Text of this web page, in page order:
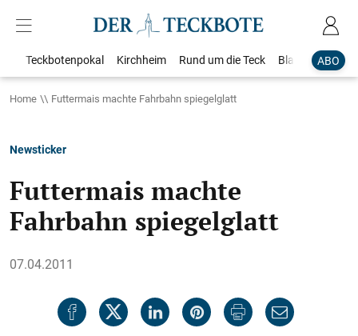
ABO
Teckbotenpokal Kirchheim Rund um die Teck Blaulicht
Home Futtermais machte Fahrbahn spiegelglatt
Newsticker
Futtermais machte
Fahrbahn spiegelglatt
07.04.2011